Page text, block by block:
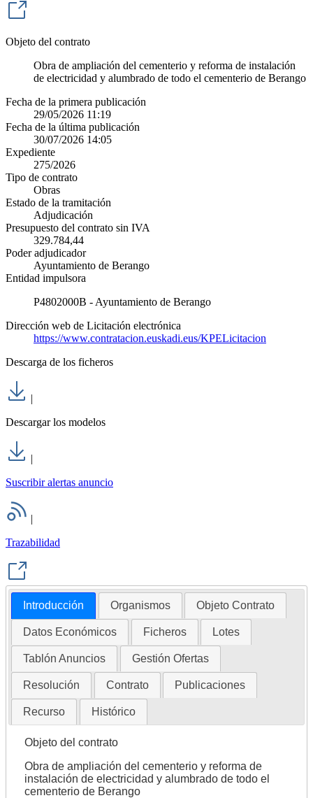
Objeto del contrato
Obra de ampliación del cementerio y reforma de instalación
de electricidad y alumbrado de todo el cementerio de Berango
Fecha de la primera publicación
29/05/2026 11:19
Fecha de la última publicación
30/07/2026 14:05
Expediente
275/2026
Tipo de contrato
Obras
Estado de la tramitación
Adjudicación
Presupuesto del contrato sin IVA
329.784,44
Poder adjudicador
Ayuntamiento de Berango
Entidad impulsora
P4802000B - Ayuntamiento de Berango
Dirección web de Licitación electrónica
https://www.contratacion.euskadi.eus/KPELicitacion
Descarga de los ficheros
|
Descargar los modelos
|
Suscribir alertas anuncio
|
Trazabilidad
Introducción Organismos Objeto Contrato
Datos Económicos Ficheros Lotes
Tablón Anuncios Gestión Ofertas
Resolución Contrato Publicaciones
Recurso Histórico
Objeto del contrato
Obra de ampliación del cementerio y reforma de
instalación de electricidad y alumbrado de todo el
cementerio de Berango